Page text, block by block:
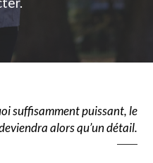
suffisamment puissant, le
alors qu’un détail.